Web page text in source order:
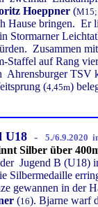
Hoeppner (M15;
Hause bringen.
Stormarner
Zusammen mit
Staffel auf Rang
Ahrensburger TSV
(4,45m)
U18 - 5./6.9.2020
Silber über
Jugend B (U18)
Silbermedaille
gewannen in der
(16). Bjarne warf